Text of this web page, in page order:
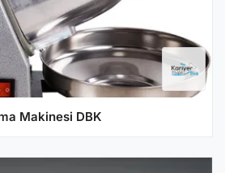
Makinesi DBK